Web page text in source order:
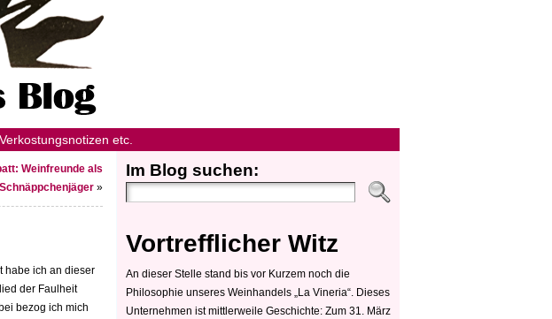
Verkostungsnotizen etc.
Weinfreunde als
Schnäppchenjäger »
habe ich an dieser
der Faulheit
bezog ich mich
Im Blog suchen:
Vortrefflicher Witz
An dieser Stelle stand bis vor Kurzem noch die
Philosophie unseres Weinhandels „La Vineria“. Dieses
Unternehmen ist mittlerweile Geschichte: Zum 31. März